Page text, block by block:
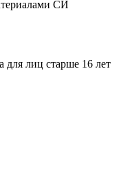
СИ
для лиц старше 16 лет